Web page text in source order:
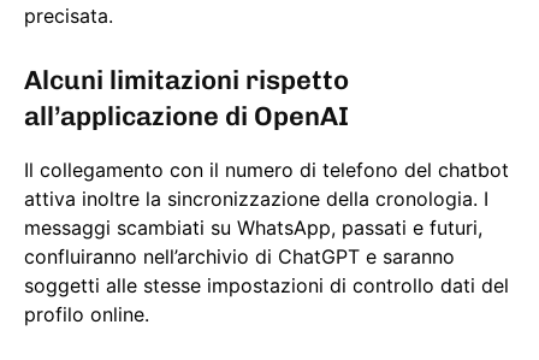
precisata.
Alcuni limitazioni rispetto
all’applicazione di OpenAI
Il collegamento con il numero di telefono del chatbot
attiva inoltre la sincronizzazione della cronologia. I
messaggi scambiati su WhatsApp, passati e futuri,
confluiranno nell’archivio di ChatGPT e saranno
soggetti alle stesse impostazioni di controllo dati del
profilo online.